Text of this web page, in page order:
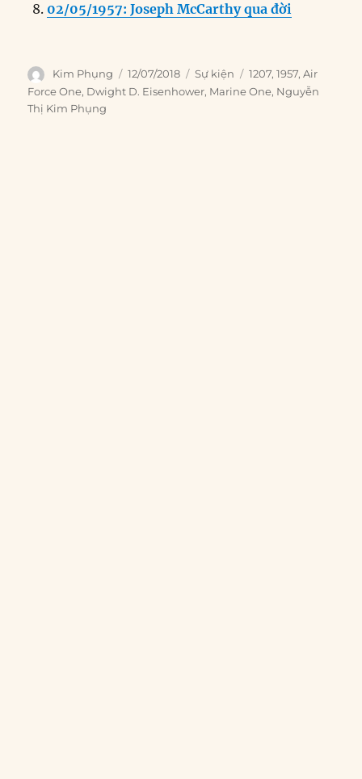
02/05/1957: Joseph McCarthy qua đời
Author
Kim Phụng
Posted
on
12/07/2018 Categories
Sự kiện Tags
1207,1957,Air
Force One, Dwight D. Eisenhower, Marine One, Nguyễn
Thị Kim Phụng